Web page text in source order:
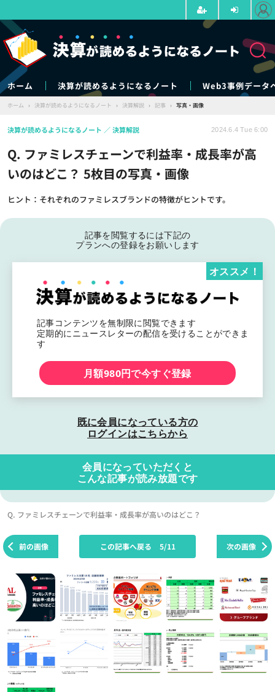
ホーム 決算が読めるようになるノート Web3事例データ
ホーム › 決算が読めるようになるノート › 決算解説 › 記事 › 写真・画像
Q. ファミレスチェーンで利益率・成長率が高
いのはどこ？ 5枚目の写真・画像
ヒント：それぞれのファミレスブランドの特徴がヒントです。
決算が読めるようになるノート 決算解説 2024.6.4 Tue 6:00
記事を閲覧するには下記の
プランへの登録をお願いします
記事コンテンツを無制限に閲覧できます
定期的にニュースレターの配信を受けることができま
す
オススメ！
月額980円で今すぐ登録
既に会員になっている方の
ログインはこちらから
会員になっていただくと
こんな記事が読み放題です
Q. ファミレスチェーンで利益率・成長率が高いのはどこ？
前の画像 次の画像
この記事へ戻る 5/11